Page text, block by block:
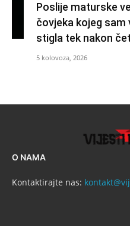
Poslije maturske
čovjeka kojeg sam
stigla tek nakon
5 kolovoza, 2026
O NAMA
Kontaktirajte nas: